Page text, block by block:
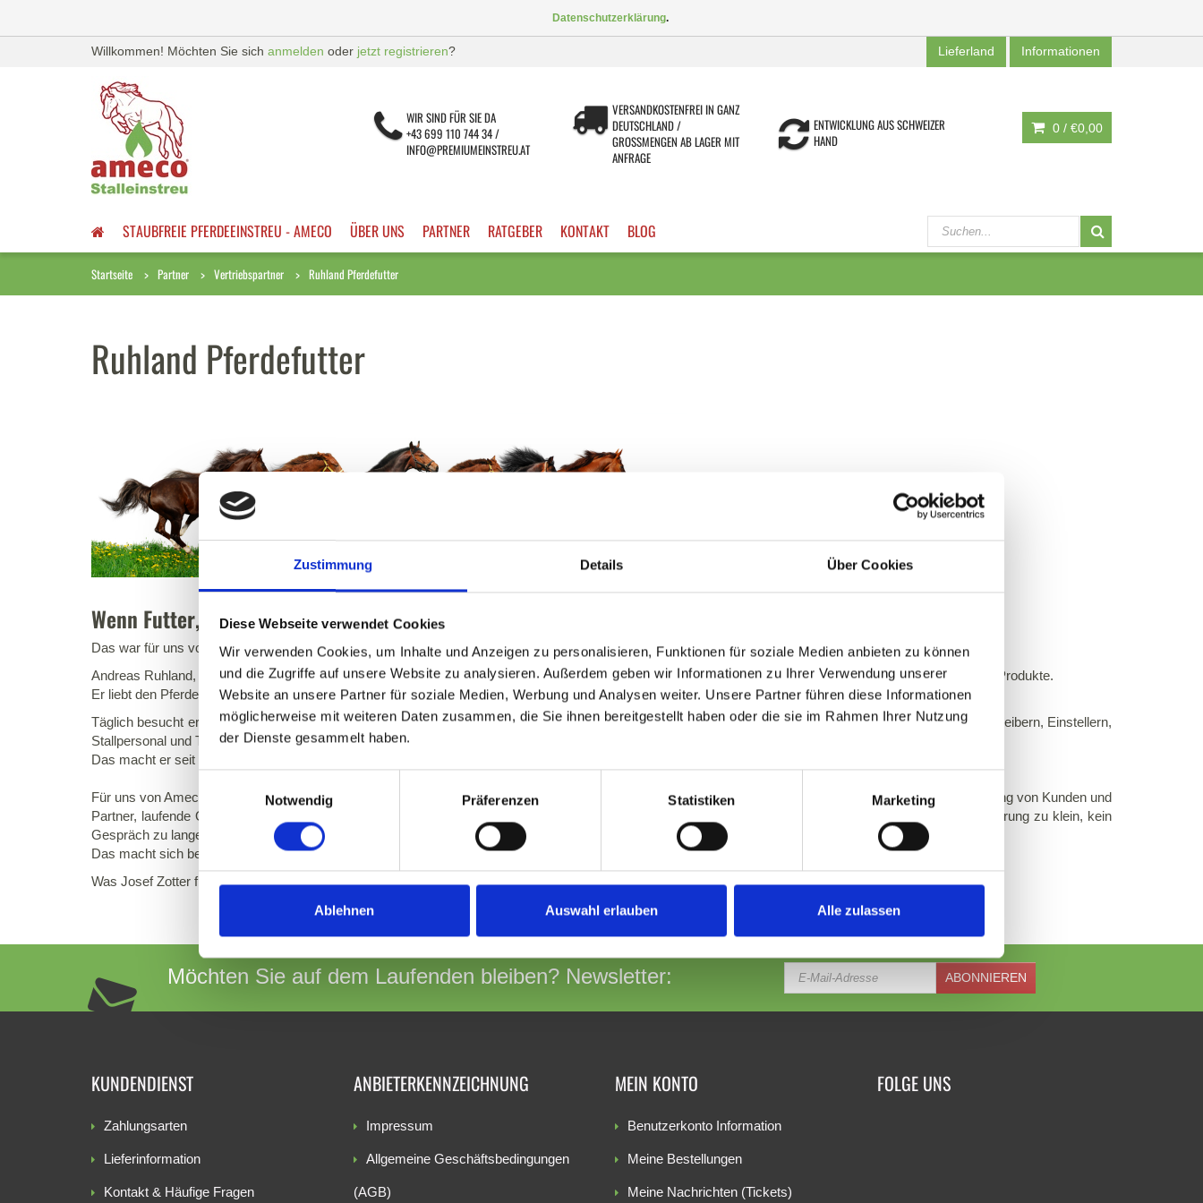
Zustimmung Details Über Cookies
Diese Webseite verwendet Cookies
Wir verwenden Cookies, um Inhalte und Anzeigen zu personalisieren, Funktionen für soziale Medien anbieten zu können
und die Zugriffe auf unsere Website zu analysieren. Außerdem geben wir Informationen zu Ihrer Verwendung unserer
Website an unsere Partner für soziale Medien, Werbung und Analysen weiter. Unsere Partner führen diese Informationen
möglicherweise mit weiteren Daten zusammen, die Sie ihnen bereitgestellt haben oder die sie im Rahmen Ihrer Nutzung
der Dienste gesammelt haben.
Notwendig
Präferenzen Statistiken Marketing
Ablehnen Auswahl erlauben Alle zulassen
Willkommen! Möchten Sie sich anmelden oder jetzt registrieren? Lieferland Informationen
WIR SIND FÜR SIE DA
+43 699 110 744 34 /
INFO@PREMIUMEINSTREU.AT
VERSANDKOSTENFREI IN GANZ
DEUTSCHLAND /
GROSSMENGEN AB LAGER MIT A
NFRAGE
ENTWICKLUNG AUS SCHWEIZER
HAND
0 / €0,00
STAUBFREIE PFERDEEINSTREU - AMECO ÜBER UNS PARTNER RATGEBER KONTAKT BLOG
Startseite Partner Vertriebspartner Ruhland Pferdefutter
Ruhland Pferdefutter
Wenn Futter, dann Ruhland.
Das war für uns von vornherein klar.
Andreas Ruhland, ist ein Alchemist, Tüftler und Genie, wenn es um Pferdefutter geht. Er ist niemals zufrieden und hat höchste Ansprüche an sich und seine Produkte.
Er liebt den Pferdesport und den täglichen Umgang mit den Tieren.
Täglich besucht er Stallungen in seinem Heimatbundesland Bayern, liefert persönlich das Futter, sieht sich die Tiere an, führt ständig Gespräche mit Stallbetreibern, Einstellern,
Stallpersonal und Tierärzten.
Das macht er seit rund 14 Jahren und er liebt seine Arbeit und konnte seine Leidenschaft zum Beruf machen.
Für uns von Ameco Premiumeinstreu war es eine dieser Begegnung und wir wussten sofort, dass wir eine gemeinsame Vision haben. Ständige Rückmeldung von Kunden und
Partner, laufende Optimierung und der Mut Dinge anders zu sehen und zu machen. Kein Konzern im Rücken, jeden Tag beim Kunden stehen, keine Lieferung zu klein, kein
Gespräch zu lange.
Das macht sich bezahlt! Andreas Ruhland beliefert mittlerweile über 300 Stallungen und verkauft seine Produkte bis nach Hong Kong.
Was Josef Zotter für Schokolade und Sonnentor für Tee ist, das ist Ruhland für Pferdefutter. Wenn es um Qualität geht, gibt es keine Kompromisse.
Möchten Sie auf dem Laufenden bleiben? Newsletter: ABONNIEREN
KUNDENDIENST
Zahlungsarten
Lieferinformation
Kontakt & Häufige Fragen
ANBIETERKENNZEICHNUNG
Impressum
Allgemeine Geschäftsbedingungen
(AGB)
MEIN KONTO
Benutzerkonto Information
Meine Bestellungen
Meine Nachrichten (Tickets)
FOLGE UNS
Datenschutzerklärung.